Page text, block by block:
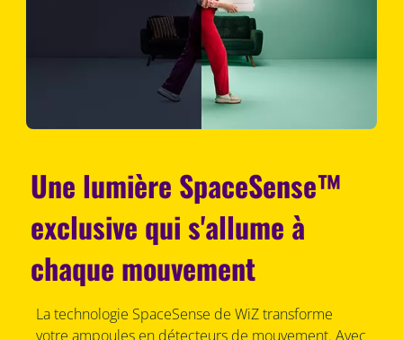
Une lumière SpaceSense™
exclusive qui s'allume à
chaque mouvement
La technologie SpaceSense de WiZ transforme
votre ampoules en détecteurs de mouvement. Avec